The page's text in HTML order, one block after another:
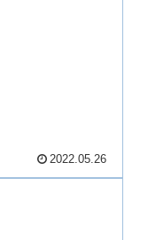
2022.05.26